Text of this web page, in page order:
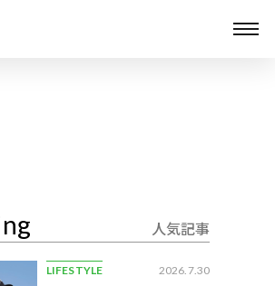
人気記事
LIFESTYLE 2026.7.30